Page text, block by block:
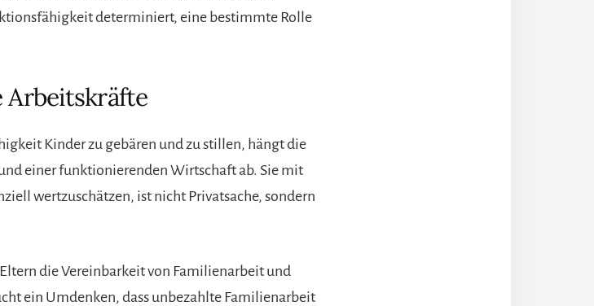
determiniert, eine bestimmte Rolle
Arbeitskräfte
Kinder zu gebären und zu stillen, hängt die
einer funktionierenden Wirtschaft ab. Sie mit
wertzuschätzen, ist nicht Privatsache, sondern
die Vereinbarkeit von Familienarbeit und
ein Umdenken, dass unbezahlte Familienarbeit